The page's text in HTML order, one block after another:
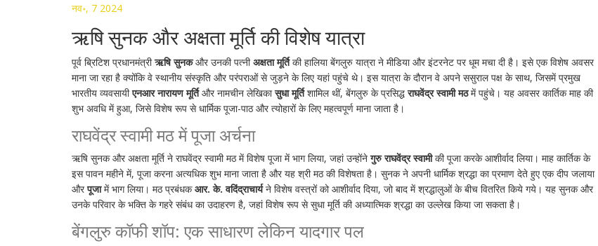
नव॰, 7 2024
ऋषि सुनक और अक्षता मूर्ति की विशेष यात्रा
पूर्व ब्रिटिश प्रधानमंत्रीऋषि सुनकऔर उनकी पत्नीअक्षता मूर्तिकी हालिया बेंगलुरु यात्रा ने मीडिया और इंटरनेट पर धूम मचा दी है। इसे एक विशेष अवसर
माना जा रहा है क्योंकि वे स्थानीय संस्कृति और परंपराओं से जुड़ने के लिए यहां पहुंचे थे। इस यात्रा के दौरान वे अपने ससुराल पक्ष के साथ, जिसमें प्रमुख
भारतीय व्यवसायीएनआर नारायण मूर्तिऔर नामचीन लेखिकासुधा मूर्तिशामिल थीं, बेंगलुरु के प्रसिद्धराघवेंद्र स्वामी मठमें पहुंचे। यह अवसर कार्तिक माह की
शुभ अवधि में हुआ, जिसे विशेष रूप से धार्मिक पूजा-पाठ और त्योहारों के लिए महत्वपूर्ण माना जाता है।
राघवेंद्र स्वामी मठ में पूजा अर्चना
ऋषि सुनक और अक्षता मूर्ति ने राघवेंद्र स्वामी मठ में विशेष पूजा में भाग लिया, जहां उन्होंनेगुरु राघवेंद्र स्वामीकी पूजा करके आशीर्वाद लिया। माह कार्तिक के
इस पावन महीने में, पूजा करना अत्यधिक शुभ माना जाता है और यह श्री मठ की विशेषता है। सुनक ने अपनी धार्मिक श्रद्धा का प्रमाण देते हुए एक दीप जलाया
औरपूजामें भाग लिया। मठ प्रबंधकआर. के. वदिंद्राचार्यने विशेष वस्त्रों को आशीर्वाद दिया, जो बाद में श्रद्धालुओं के बीच वितरित किये गये। यह सुनक और
उनके परिवार के भक्ति के गहरे संबंध का उदाहरण है, जहां विशेष रूप से सुधा मूर्ति की अध्यात्मिक श्रद्धा का उल्लेख किया जा सकता है।
बेंगलुरु कॉफी शॉप: एक साधारण लेकिन यादगार पल